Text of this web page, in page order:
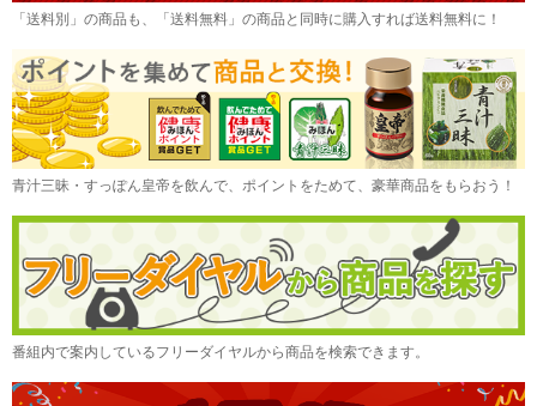
「送料別」の商品も、「送料無料」の商品と同時に購入すれば送料無料に！
青汁三昧・すっぽん皇帝を飲んで、ポイントをためて、豪華商品をもらおう！
番組内で案内しているフリーダイヤルから商品を検索できます。